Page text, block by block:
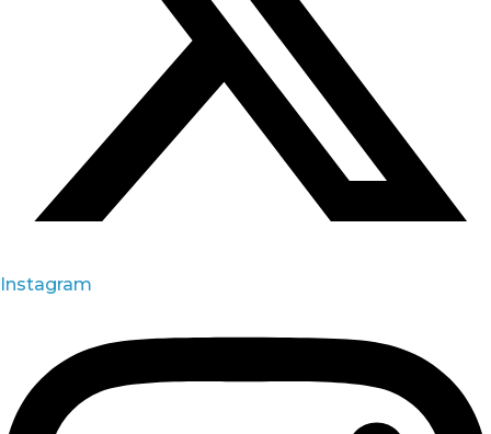
Instagram